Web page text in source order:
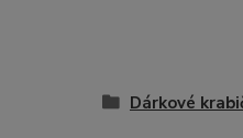
Dárkové